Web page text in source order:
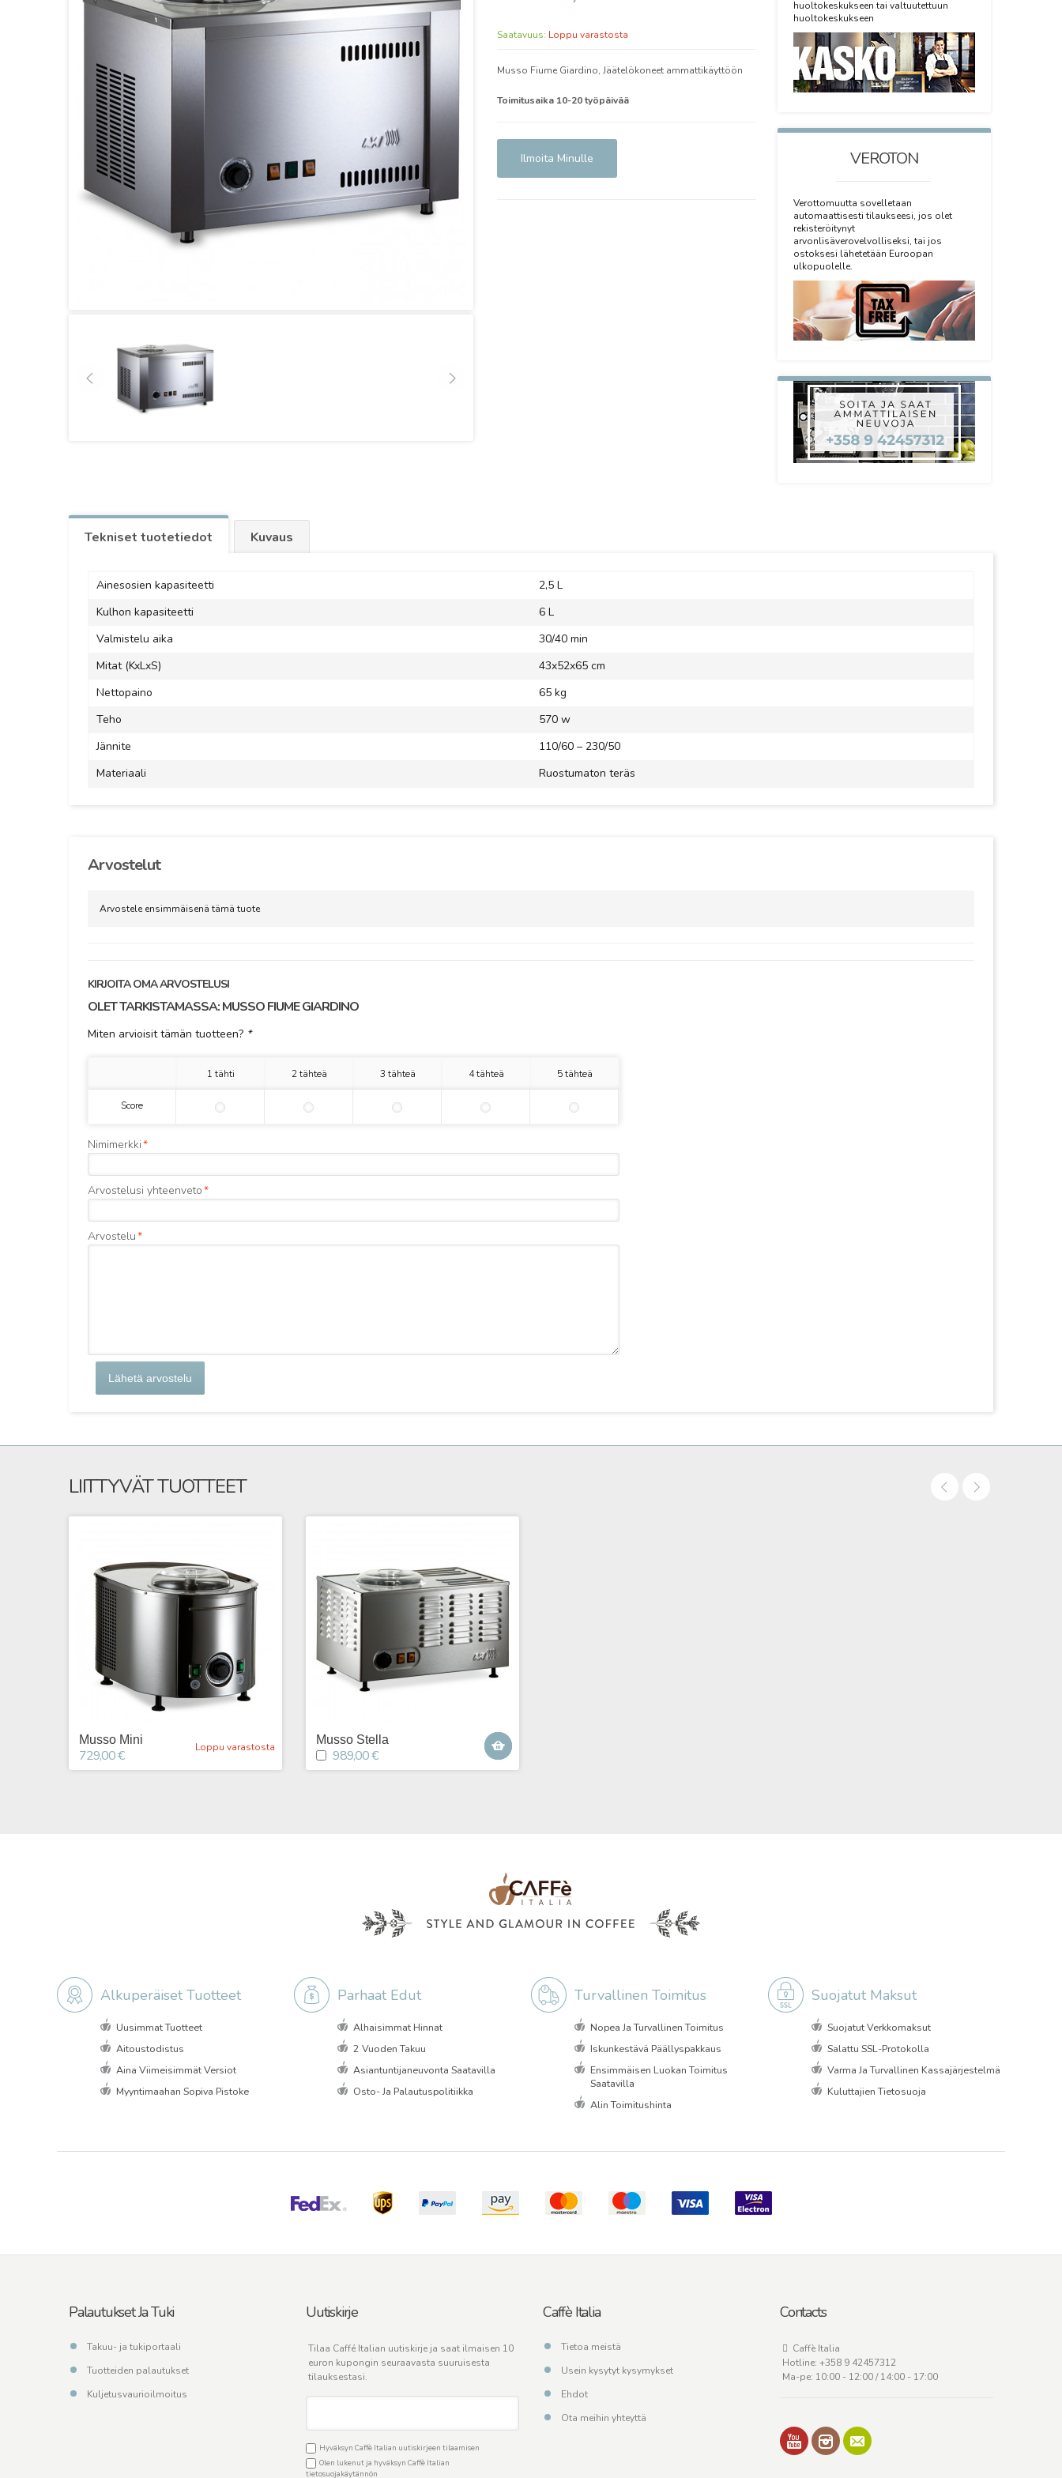
huoltokeskukseen tai valtuutettuun
huoltokeskukseen
VEROTON
Verottomuutta sovelletaan
automaattisesti tilaukseesi, jos olet
rekisteröitynyt
arvonlisäverovelvolliseksi, tai jos
ostoksesi lähetetään Euroopan
ulkopuolelle.
Saatavuus: Loppu varastosta
Musso Fiume Giardino, Jäätelökoneet ammattikäyttöön
Toimitusaika 10-20 työpäivää
Ilmoita Minulle
Tekniset tuotetiedot Kuvaus
Ainesosien kapasiteetti
2,5 L
Kulhon kapasiteetti
6 L
Valmistelu aika
30/40 min
Mitat (KxLxS)
43x52x65 cm
Nettopaino
65 kg
Teho
570 w
Jännite
110/60 – 230/50
Materiaali
Ruostumaton teräs
Arvostelut
Arvostele ensimmäisenä tämä tuote
KIRJOITA OMA ARVOSTELUSI
OLET TARKISTAMASSA:MUSSO FIUME GIARDINO
Miten arvioisit tämän tuotteen? *
1 tähti 2 tähteä 3 tähteä 4 tähteä 5 tähteä
Score
*
Nimimerkki
*
Arvostelusi yhteenveto
*
Arvostelu
Lähetä arvostelu
LIITTYVÄT TUOTTEET
Loppu varastosta
Musso Mini
729,00 €
Musso Stella
989,00 €
Alkuperäiset Tuotteet
Uusimmat Tuotteet
Aitoustodistus
Aina Viimeisimmät Versiot
Myyntimaahan Sopiva Pistoke
Parhaat Edut
Alhaisimmat Hinnat
2 Vuoden Takuu
Asiantuntijaneuvonta Saatavilla
Osto- Ja Palautuspolitiikka
Turvallinen Toimitus
Nopea Ja Turvallinen Toimitus
Iskunkestävä Päällyspakkaus
Ensimmäisen Luokan Toimitus
Saatavilla
Alin Toimitushinta
Suojatut Maksut
Suojatut Verkkomaksut
Salattu SSL-Protokolla
Varma Ja Turvallinen Kassajärjestelmä
Kuluttajien Tietosuoja
Palautukset Ja Tuki
Takuu- ja tukiportaali
Tuotteiden palautukset
Kuljetusvaurioilmoitus
Uutiskirje
Tilaa Caffé Italian uutiskirje ja saat ilmaisen 10
euron kupongin seuraavasta suuruisesta
tilauksestasi.
Hyväksyn Caffè Italian uutiskirjeen tilaamisen
Olen lukenut ja hyväksyn Caffè Italian
tietosuojakäytännön
Caffè Italia
Tietoa meistä
Usein kysytyt kysymykset
Ehdot
Ota meihin yhteyttä
Contacts
Caffè Italia
Hotline: +358 9 42457312
Ma-pe: 10:00 - 12:00 / 14:00 - 17:00